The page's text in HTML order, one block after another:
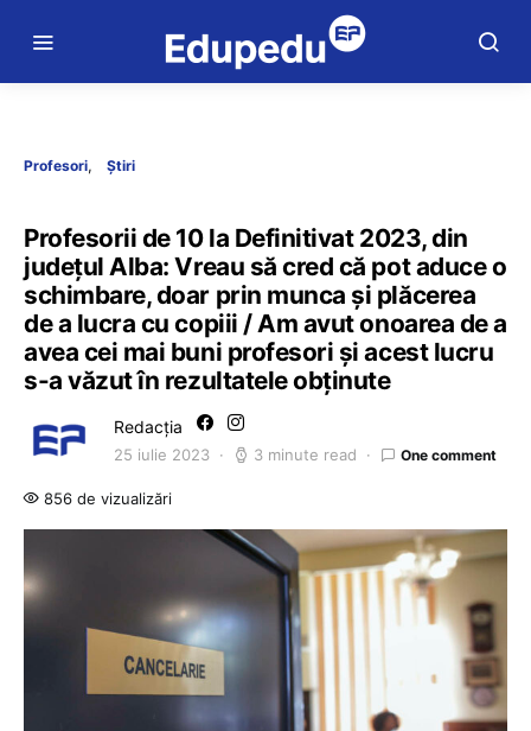
Profesori Știri
Profesorii de 10 la Definitivat 2023, din
județul Alba: Vreau să cred că pot aduce o
schimbare, doar prin munca și plăcerea
de a lucra cu copiii / Am avut onoarea de a
avea cei mai buni profesori și acest lucru
s-a văzut în rezultatele obținute
Redacția
25 iulie 2023 3 minute read One comment
856 de vizualizări